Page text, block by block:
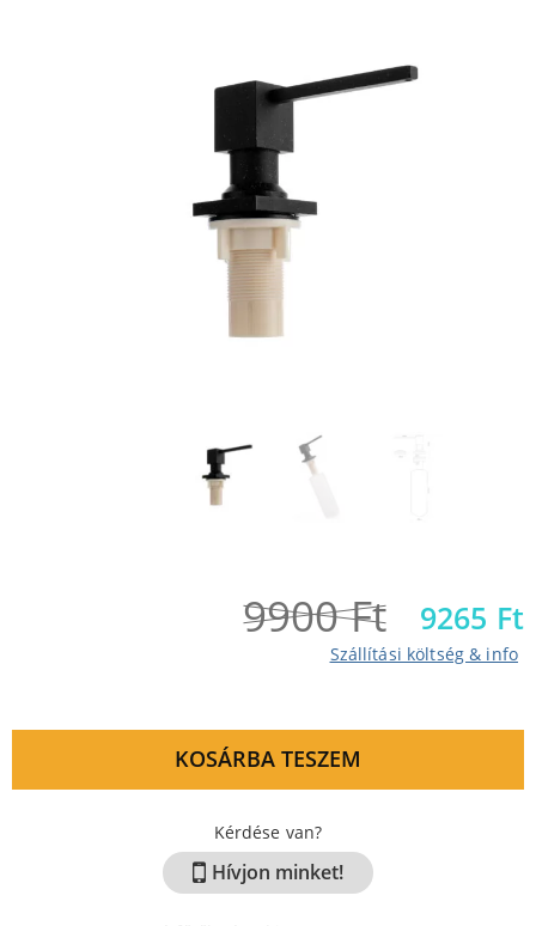
9900Ft
price
9265 Ft
Szállítási költség & info
KOSÁRBA TESZEM
Kérdése van?
Hívjon minket!